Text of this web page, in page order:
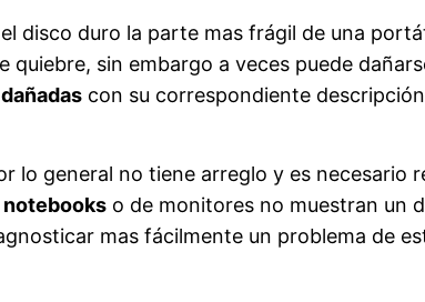
disco duro la parte mas frágil de una
quiebre, sin embargo a veces puede
con su correspondiente
lo general no tiene arreglo y es necesario
notebooks o de monitores no muestran un
mas fácilmente un problema de